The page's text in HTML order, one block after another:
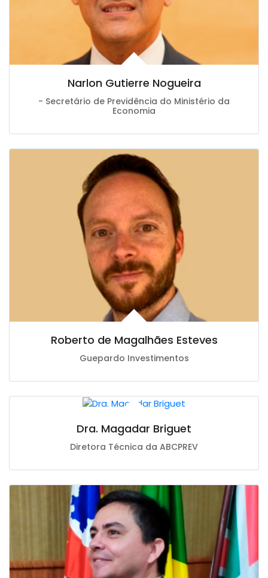
Narlon Gutierre Nogueira
- Secretário de Previdência do Ministério da
Economia
Roberto de Magalhães Esteves
Guepardo Investimentos
Dra. Magadar Briguet
Diretora Técnica da ABCPREV